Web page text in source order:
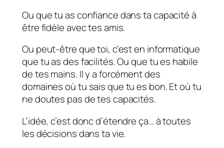
Ou que tu as confiance dans ta capacité à
être fidèle avec tes amis.
Ou peut-être que toi, c’est en informatique
que tu as des facilités. Ou que tu es habile
de tes mains. Il y a forcément des
domaines où tu sais que tu es bon. Et où tu
ne doutes pas de tes capacités.
L’idée, c’est donc d’étendre ça… à toutes
les décisions dans ta vie.